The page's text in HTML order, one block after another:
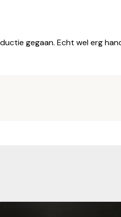
gegaan. Echt wel erg